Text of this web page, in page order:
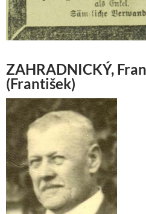
ZAHRADNICKÝ,
(František)